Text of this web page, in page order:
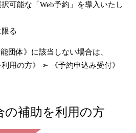
可能な「Web予約」を導入いたし
る
団体》に該当しない場合は、
用の方》 ➢ 《予約申込み受付》
の補助を利用の方